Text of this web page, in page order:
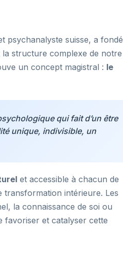
psychanalyste suisse, a fondé
structure complexe de notre
un concept magistral : le
qui fait d’un être
unique, indivisible, un
et accessible à chacun de
transformation intérieure. Les
la connaissance de soi ou
favoriser et catalyser cette